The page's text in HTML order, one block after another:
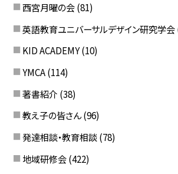
西宮月曜の会 (81)
英語教育ユニバーサルデザイン研究学会
KID ACADEMY (10)
YMCA (114)
著書紹介 (38)
教え子の皆さん (96)
発達相談・教育相談 (78)
地域研修会 (422)